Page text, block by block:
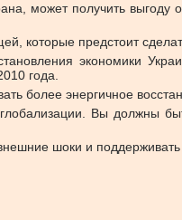
может получить
которые предстоит
экономики
года.
более энергичное
глобализации. Вы должны
шоки и